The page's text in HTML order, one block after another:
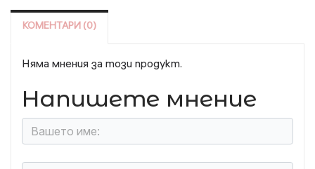
КОМЕНТАРИ (0)
Няма мнения за този продукт.
Напишете мнение